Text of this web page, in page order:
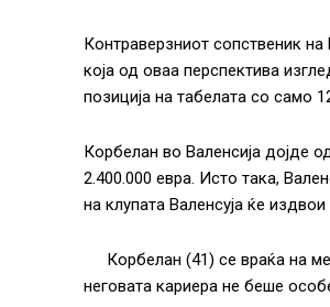
Контраверзниот сопственик
која од оваа перспектива
позиција на табелата со само
Корбелан во Валенсија дојде
2.400.000 евра. Исто така,
на клупата Валенсуја ќе издвои
Корбелан (41) се враќа на
неговата кариера не беше